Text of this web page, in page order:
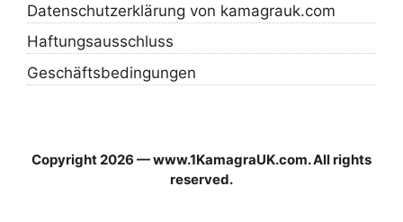
Datenschutzerklärung von kamagrauk.com
Haftungsausschluss
Geschäftsbedingungen
Copyright 2026 — www.1KamagraUK.com. All rights
reserved.